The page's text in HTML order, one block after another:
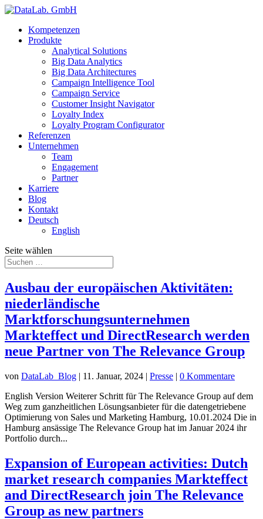
Kompetenzen
Produkte
Analytical Solutions
Big Data Analytics
Big Data Architectures
Campaign Intelligence Tool
Campaign Service
Customer Insight Navigator
Loyalty Index
Loyalty Program Configurator
Referenzen
Unternehmen
Team
Engagement
Partner
Karriere
Blog
Kontakt
Deutsch
English
Seite wählen
Ausbau der europäischen Aktivitäten:
niederländische
Marktforschungsunternehmen
Markteffect und DirectResearch werden
neue Partner von The Relevance Group
von DataLab_Blog | 11. Januar, 2024 | Presse | 0 Kommentare
English Version Weiterer Schritt für The Relevance Group auf dem
Weg zum ganzheitlichen Lösungsanbieter für die datengetriebene
Optimierung von Sales und Marketing Hamburg, 10.01.2024 Die in
Hamburg ansässige The Relevance Group hat im Januar 2024 ihr
Portfolio durch...
Expansion of European activities: Dutch
market research companies Markteffect
and DirectResearch join The Relevance
Group as new partners